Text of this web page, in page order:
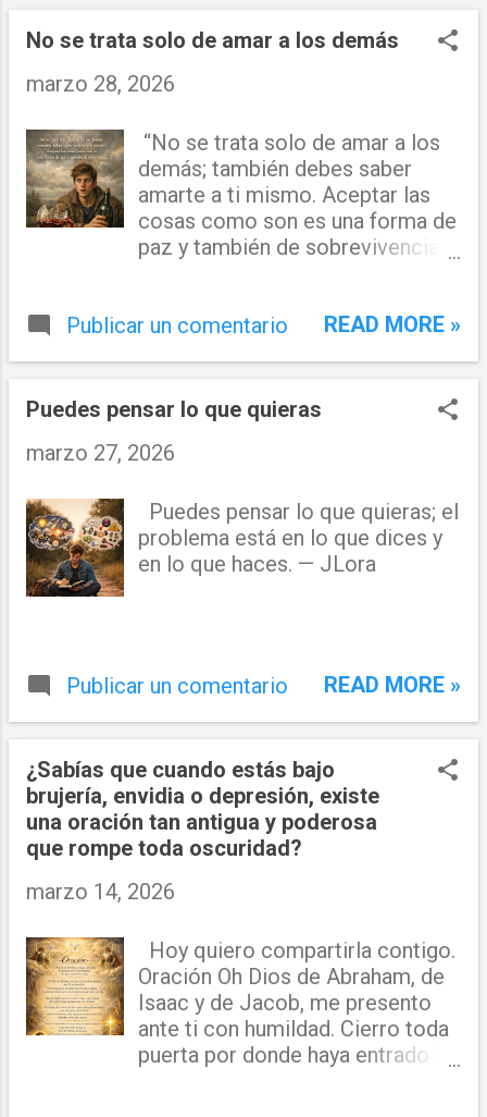
No se trata solo de amar a los demás
marzo 28, 2026
“No se trata solo de amar a los
demás; también debes saber
amarte a ti mismo. Aceptar las
cosas como son es una forma de
paz y también de sobrevivencia.”
Publicar un comentario
READ MORE »
Puedes pensar lo que quieras
marzo 27, 2026
Puedes pensar lo que quieras; el
problema está en lo que dices y
en lo que haces. — JLora
Publicar un comentario READ MORE »
¿Sabías que cuando estás bajo
brujería, envidia o depresión, existe
una oración tan antigua y poderosa
que rompe toda oscuridad?
marzo 14, 2026
Hoy quiero compartirla contigo.
Oración Oh Dios de Abraham, de
Isaac y de Jacob, me presento
ante ti con humildad. Cierro toda
puerta por donde haya entrado la